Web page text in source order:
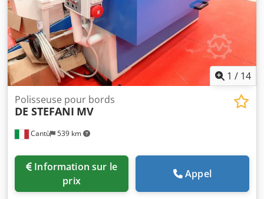
1 / 14
Cantù 539 km
Polisseuse pour bords
DE STEFANI MV
prix
Appel